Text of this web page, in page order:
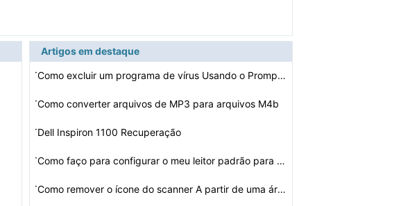
Artigos em destaque
·
Como excluir um programa de vírus Usando o Prompt de C…
·Como converter arquivos de MP3 para arquivos M4b
·Dell Inspiron 1100 Recuperação
· Como faço para configurar o meu leitor padrão para Ad…
· Como remover o ícone do scanner A partir de uma área …